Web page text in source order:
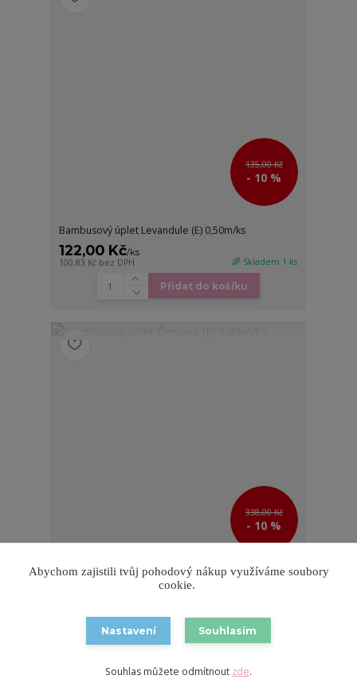
135,00 Kč
- 10 %
Bambusový úplet Levandule (E) 0,50m/ks
122,00 Kč/ks
100,83 Kč bez DPH 🌈 Skladem 1 ks
Přidat do košíku
338,00 Kč
- 10 %
Bambusový úplet Červená (E) 1,35m/ks
Přidat do košíku
Abychom zajistili tvůj pohodový nákup využíváme soubory
cookie.
Nastavení Souhlasím
Souhlas můžete odmítnout zde.